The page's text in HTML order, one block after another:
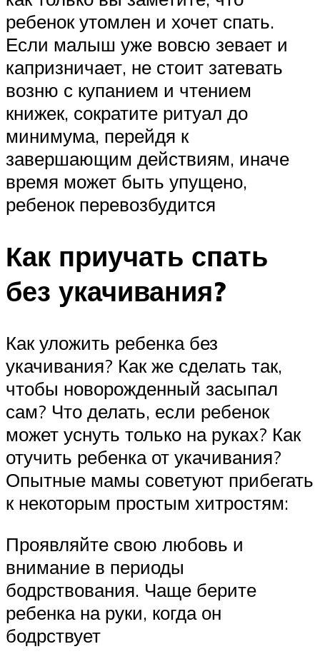
ребенок утомлен и хочет спать.
Если малыш уже вовсю зевает и
капризничает, не стоит затевать
возню с купанием и чтением
книжек, сократите ритуал до
минимума, перейдя к
завершающим действиям, иначе
время может быть упущено,
ребенок перевозбудится
Как приучать спать
без укачивания?
Как уложить ребенка без
укачивания? Как же сделать так,
чтобы новорожденный засыпал
сам? Что делать, если ребенок
может уснуть только на руках? Как
отучить ребенка от укачивания?
Опытные мамы советуют прибегать
к некоторым простым хитростям:
Проявляйте свою любовь и
внимание в периоды
бодрствования. Чаще берите
ребенка на руки, когда он
бодрствует